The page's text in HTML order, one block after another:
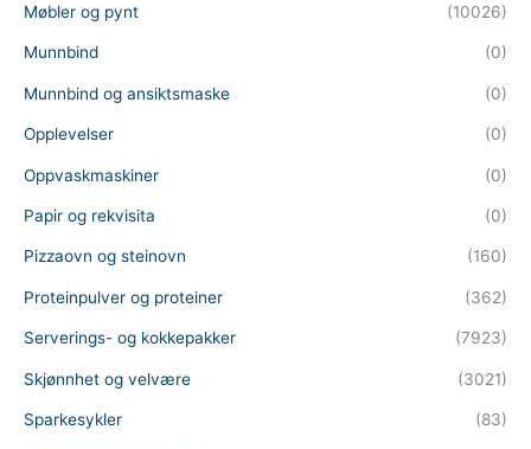
Møbler og pynt (10026)
Munnbind (0)
Munnbind og ansiktsmaske (0)
Opplevelser (0)
Oppvaskmaskiner (0)
Papir og rekvisita (0)
Pizzaovn og steinovn (160)
Proteinpulver og proteiner (362)
Serverings- og kokkepakker (7923)
Skjønnhet og velvære (3021)
Sparkesykler (83)